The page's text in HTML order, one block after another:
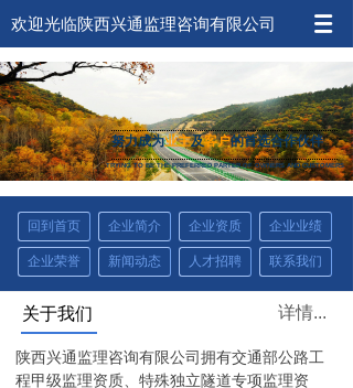
欢迎光临陕西兴通监理咨询有限公司
努力成为业主及客户的首选合作伙伴
TRYING TO BE THE PREFERRED PARTER OFOWNERS AND CUSTOMERS
回到首页 企业简介 企业资质 企业业绩
企业荣誉 新闻动态 人才招聘 联系我们
详情...
关于我们
陕西兴通监理咨询有限公司拥有交通部公路工
程甲级监理资质、特殊独立隧道专项监理资